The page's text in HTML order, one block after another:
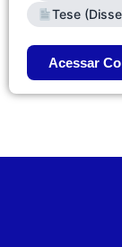
Tese
Acessar